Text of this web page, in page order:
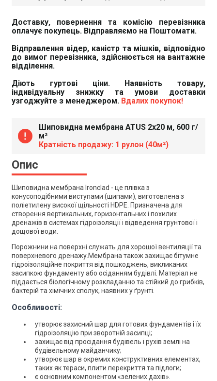
Доставку, повернення та комісію перевізника
оплачує покупець. Відправляємо на Поштомати.
Відправлення відер, каністр та мішків, відповідно
до вимог перевізника, здійснюється на вантажне
відділення.
Діють гуртові ціни. Наявність товару,
індивідуальну знижку та умови доставки
узгоджуйте з менеджером. Вдалих покупок!
error
Шиповидна мембрана ATUS 2х20 м, 600 г/
м²
Кратність продажу: 1 рулон (40м²)
Опис
Шиповидна мембрана Ironclad - це плівка з
конусоподібними виступами (шипами), виготовлена з
поліетилену високої щільності HDPE. Призначена для
створення вертикальних, горизонтальних і похилих
дренажів в системах гідроізоляції і відведення грунтової і
дощової води.
Порожнини на поверхні служать для хорошої вентиляції та
поверхневого дренажу.Мембрана також захищає бітумне
гідроізоляційне покриття від пошкоджень, викликаних
засипкою фундаменту або осіданням будівлі. Матеріал не
піддається біологічному розкладанню та стійкий до грибків,
бактерій та хімічних сполук, наявних у ґрунті.
Особливості:
утворює захисний шар для готових фундаментів і їх
гідроізоляцію при зворотній засипці;
захищає від просідання будівель і рухів землі на
будівельному майданчику;
утворює шар в окремих конструктивних елементах,
таких як тераси, плити перекриття та підлоги;
є основним компонентом «зелених дахів».